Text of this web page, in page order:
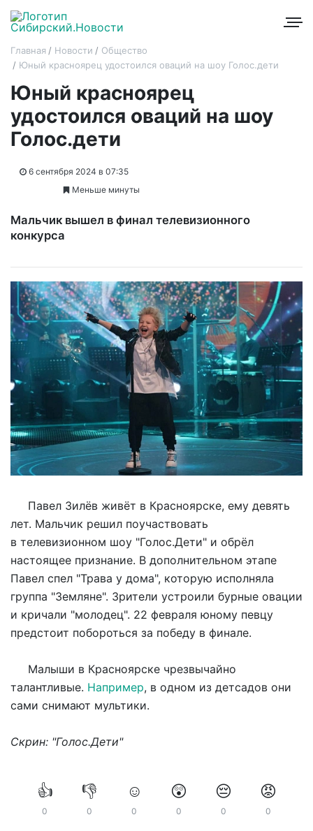
Главная Новости
Общество
Юный красноярец удостоился оваций на шоу Голос.дети
Юный красноярец
удостоился оваций на шоу
Голос.дети
6 сентября 2024 в 07:35
Меньше минуты
Мальчик вышел в финал телевизионного
конкурса
Павел Зилёв живёт в Красноярске, ему девять
лет. Мальчик решил поучаствовать
в телевизионном шоу "Голос.Дети" и обрёл
настоящее признание. В дополнительном этапе
Павел спел "Трава у дома", которую исполняла
группа "Земляне". Зрители устроили бурные овации
и кричали "молодец". 22 февраля юному певцу
предстоит побороться за победу в финале.
Малыши в Красноярске чрезвычайно
талантливые. Например, в одном из детсадов они
сами снимают мультики.
Скрин: "Голос.Дети"
👍
0
👎
0
☺️
0
😲
0
😔
0
😡
0